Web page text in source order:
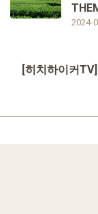
2024-
[히치하이커